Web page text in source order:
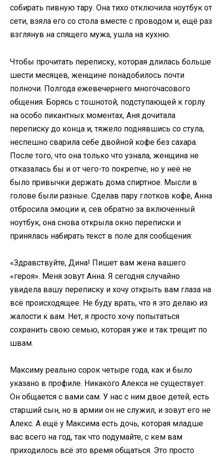
собирать пивную тару. Она тихо отключила ноутбук от
сети, взяла его со стола вместе с проводом и, ещё раз
взглянув на спящего мужа, ушла на кухню.
Чтобы прочитать переписку, которая длилась больше
шести месяцев, женщине понадобилось почти
полночи. Полгода ежевечернего многочасового
общения. Борясь с тошнотой, подступающей к горлу
на особо пикантных моментах, Аня дочитала
переписку до конца и, тяжело поднявшись со стула,
неспешно сварила себе двойной кофе без сахара.
После того, что она только что узнала, женщина не
отказалась бы и от чего-то покрепче, но у неё не
было привычки держать дома спиртное. Мысли в
голове были разные. Сделав пару глотков кофе, Анна
отбросила эмоции и, сев обратно за включенный
ноутбук, она снова открыла окно переписки и
принялась набирать текст в поле для сообщения:
«Здравствуйте, Дина! Пишет вам жена вашего
«героя». Меня зовут Анна. Я сегодня случайно
увидела вашу переписку и хочу открыть вам глаза на
всё происходящее. Не буду врать, что я это делаю из
жалости к вам. Нет, я просто хочу попытаться
сохранить свою семью, которая уже и так трещит по
швам.
Максиму реально сорок четыре года, как и было
указано в профиле. Никакого Алекса не существует.
Он общается с вами сам. У нас с ним двое детей, есть
старший сын, но в армии он не служил, и зовут его не
Алекс. А ещё у Максима есть дочь, которая младше
вас всего на год, так что подумайте, с кем вам
приходилось всё это время общаться. Это просто